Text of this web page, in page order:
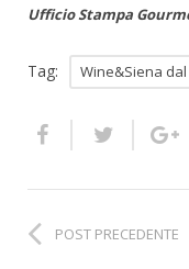
Ufficio Stampa
Tag: Wine&Siena
POST PRECEDENTE